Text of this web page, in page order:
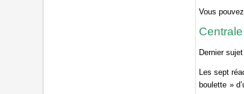
Vous
Dernier
Les sept
boulette »